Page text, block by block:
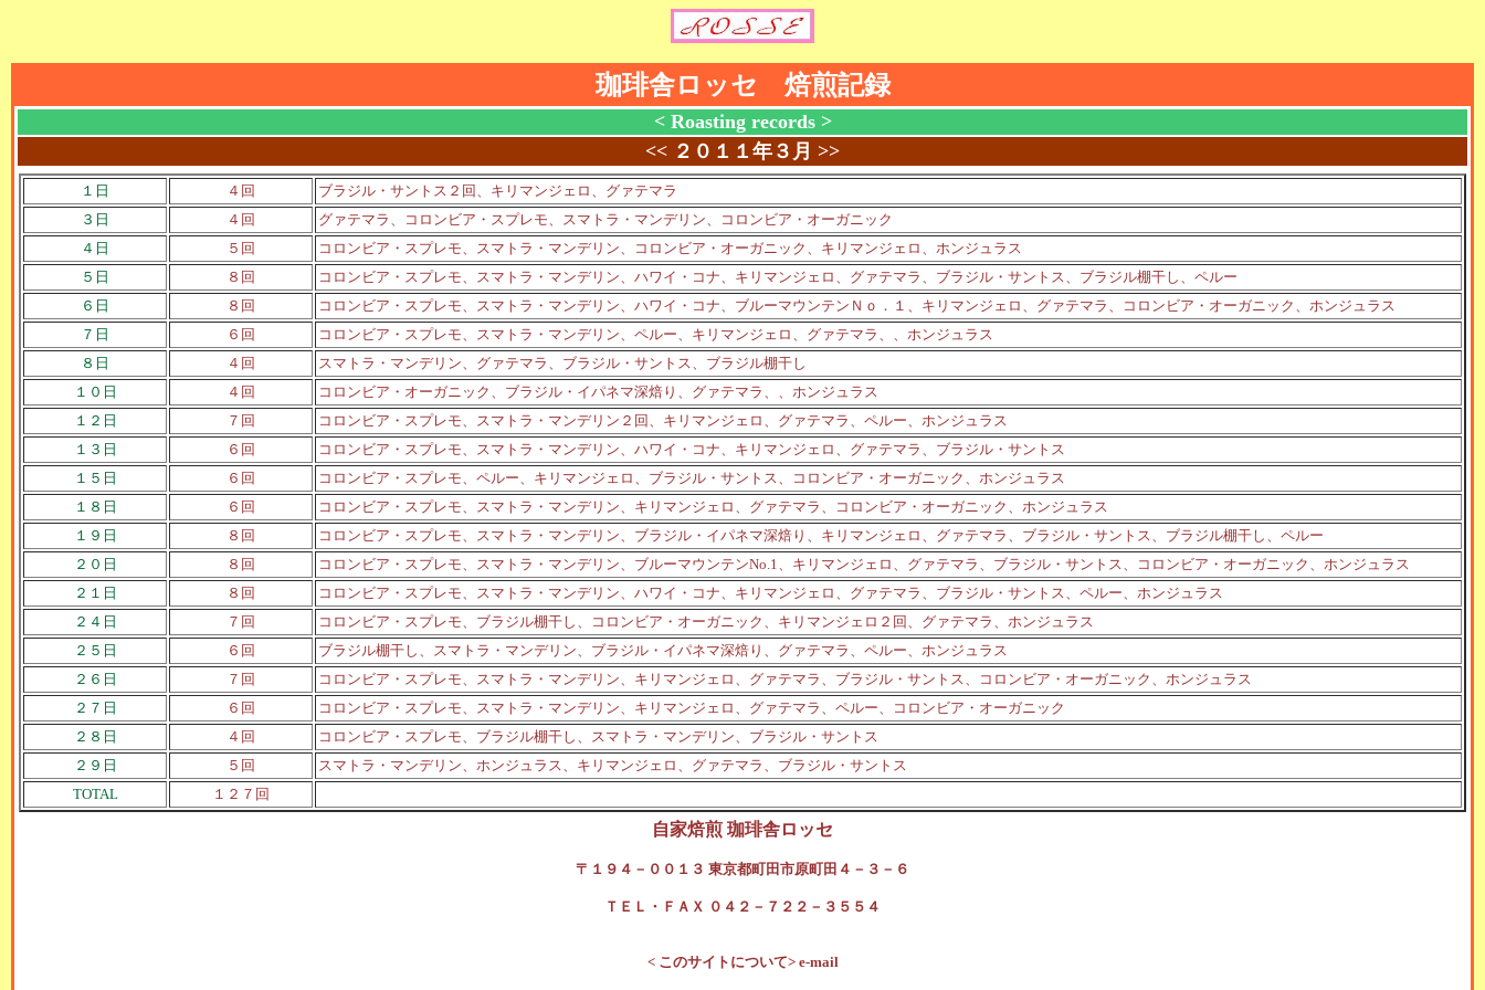
珈琲舎ロッセ 焙煎記録
< Roasting records >
<< ２０１１年３月 >>
１日 ４回
ブラジル・サントス２回、キリマンジェロ、グァテマラ
３日
４回
グァテマラ、コロンビア・スプレモ、スマトラ・マンデリン、コロンビア・オーガニック
４日
５回
コロンビア・スプレモ、スマトラ・マンデリン、コロンビア・オーガニック、キリマンジェロ、ホンジュラス
５日
８回
コロンビア・スプレモ、スマトラ・マンデリン、ハワイ・コナ、キリマンジェロ、グァテマラ、ブラジル・サントス、ブラジル棚干し、ペルー
６日
８回
コロンビア・スプレモ、スマトラ・マンデリン、ハワイ・コナ、ブルーマウンテンＮｏ．１、キリマンジェロ、グァテマラ、コロンビア・オーガニック、ホンジュラス
７日
６回
コロンビア・スプレモ、スマトラ・マンデリン、ペルー、キリマンジェロ、グァテマラ、、ホンジュラス
８日
４回
スマトラ・マンデリン、グァテマラ、ブラジル・サントス、ブラジル棚干し
１０日
４回
コロンビア・オーガニック、ブラジル・イパネマ深焙り、グァテマラ、、ホンジュラス
１２日
７回
コロンビア・スプレモ、スマトラ・マンデリン２回、キリマンジェロ、グァテマラ、ペルー、ホンジュラス
１３日
６回
コロンビア・スプレモ、スマトラ・マンデリン、ハワイ・コナ、キリマンジェロ、グァテマラ、ブラジル・サントス
１５日
６回
コロンビア・スプレモ、ペルー、キリマンジェロ、ブラジル・サントス、コロンビア・オーガニック、ホンジュラス
１８日
６回
コロンビア・スプレモ、スマトラ・マンデリン、キリマンジェロ、グァテマラ、コロンビア・オーガニック、ホンジュラス
１９日
８回
コロンビア・スプレモ、スマトラ・マンデリン、ブラジル・イパネマ深焙り、キリマンジェロ、グァテマラ、ブラジル・サントス、ブラジル棚干し、ペルー
２０日
８回
コロンビア・スプレモ、スマトラ・マンデリン、ブルーマウンテンNo.1、キリマンジェロ、グァテマラ、ブラジル・サントス、コロンビア・オーガニック、ホンジュラス
２１日
８回
コロンビア・スプレモ、スマトラ・マンデリン、ハワイ・コナ、キリマンジェロ、グァテマラ、ブラジル・サントス、ペルー、ホンジュラス
２４日
７回
コロンビア・スプレモ、ブラジル棚干し、コロンビア・オーガニック、キリマンジェロ２回、グァテマラ、ホンジュラス
２５日
６回
ブラジル棚干し、スマトラ・マンデリン、ブラジル・イパネマ深焙り、グァテマラ、ペルー、ホンジュラス
２６日
７回
コロンビア・スプレモ、スマトラ・マンデリン、キリマンジェロ、グァテマラ、ブラジル・サントス、コロンビア・オーガニック、ホンジュラス
２７日
６回
コロンビア・スプレモ、スマトラ・マンデリン、キリマンジェロ、グァテマラ、ペルー、コロンビア・オーガニック
２８日
４回
コロンビア・スプレモ、ブラジル棚干し、スマトラ・マンデリン、ブラジル・サントス
２９日
５回
スマトラ・マンデリン、ホンジュラス、キリマンジェロ、グァテマラ、ブラジル・サントス
TOTAL
１２７回
自家焙煎 珈琲舎ロッセ
〒１９４－００１３ 東京都町田市原町田４－３－６
ＴＥＬ・ＦＡＸ ０４２－７２２－３５５４
< このサイトについて> e-mail